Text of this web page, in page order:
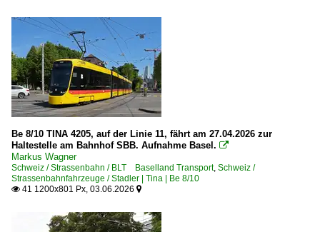
Be 8/10 TINA 4205, auf der Linie 11, fährt am 27.04.2026 zur
Haltestelle am Bahnhof SBB. Aufnahme Basel. 
Markus Wagner
Schweiz / Strassenbahn / BLT Baselland Transport, Schweiz /
Strassenbahnfahrzeuge / Stadler | Tina | Be 8/10
 41 1200x801 Px, 03.06.2026 